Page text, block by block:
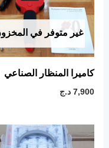
غير متوفر في
كاميرا المنظار الصناعي
7,900 د.ج